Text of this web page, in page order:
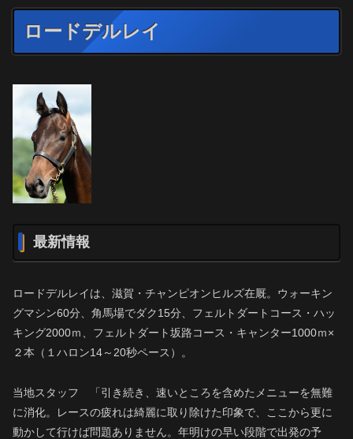
ロードデルレイ
最新情報
ロードデルレイは、滋賀・チャンピオンヒルズ在厩。ウォーキン
グマシン60分、角馬場でダク15分、フェルトダートコース・ハッ
キング2000ｍ、フェルトダート坂路コース・キャンター1000ｍ×
２本（１ハロン14～20秒ペース）。
当地スタッフ 「引き続き、速いところを含めたメニューを無難
に消化。レースの疲れは綺麗に取り除けた印象で、ここから更に
動かして行けば問題ありません。年明けの早い段階で出発の予